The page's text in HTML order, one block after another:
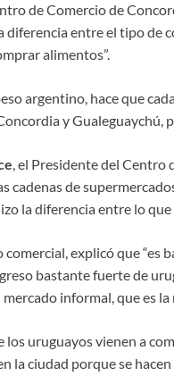
de Comercio de
diferencia entre el tipo
alimentos”.
argentino, hace que
y Gualeguaychú,
, el Presidente del Centro
cadenas de
la diferencia entre lo
explicó que “es
bastante fuerte de
informal, que es
los uruguayos vienen a
la ciudad porque se